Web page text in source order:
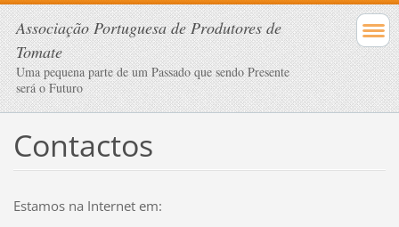
Associação Portuguesa de Produtores de
Tomate
Uma pequena parte de um Passado que sendo Presente
será o Futuro
Contactos
Estamos na Internet em: